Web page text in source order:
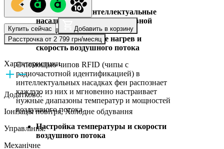
Обновленные интеллектуальные
насадки для более эффективной
укладки
Оптимизированные нагрев и
скорость воздушного потока
С помощью чипов RFID (чипы с
радиочастотной идентификацией) в
интеллектуальных насадках фен распознает
каждую из них и мгновенно настраивает
нужные диапазоны температур и мощностей
воздушного потока.
Настройка температуры и скорости
воздушного потока
Купить сейчас
Добавить в корзину
Расстрочка от 2 799 грн/месяц
Характеристики
Додатково:
Іонізація повітря, Холодне обдування
Управління:
Механічне